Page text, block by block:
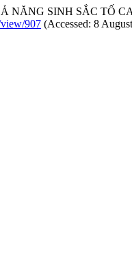
NĂNG SINH SẮC TỐ
907 (Accessed: 8